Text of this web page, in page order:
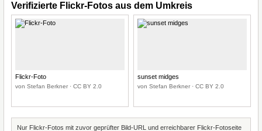
Verifizierte Flickr-Fotos aus dem Umkreis
Flickr-Foto
von Stefan Berkner · CC BY 2.0
sunset midges
von Stefan Berkner · CC BY 2.0
Nur Flickr-Fotos mit zuvor geprüfter Bild-URL und erreichbarer Flickr-Fotoseite